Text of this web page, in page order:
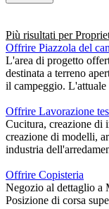
Più risultati per
Offrire Piazzola del
L'area di progetto
destinata a terreno
il campeggio.
Offrire Lavorazione
Cucitura, creazione di
creazione di modelli,
industria
Offrire Copisteria
Negozio al dettaglio a
Posizione di corsa